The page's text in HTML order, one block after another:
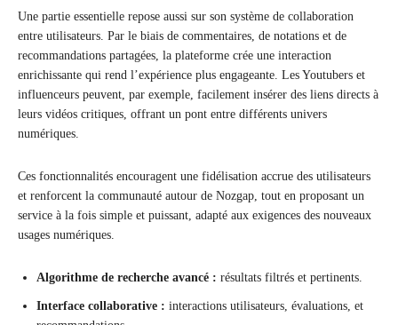
Une partie essentielle repose aussi sur son système de collaboration
entre utilisateurs. Par le biais de commentaires, de notations et de
recommandations partagées, la plateforme crée une interaction
enrichissante qui rend l’expérience plus engageante. Les Youtubers et
influenceurs peuvent, par exemple, facilement insérer des liens directs à
leurs vidéos critiques, offrant un pont entre différents univers
numériques.
Ces fonctionnalités encouragent une fidélisation accrue des utilisateurs
et renforcent la communauté autour de Nozgap, tout en proposant un
service à la fois simple et puissant, adapté aux exigences des nouveaux
usages numériques.
Algorithme de recherche avancé : résultats filtrés et pertinents.
Interface collaborative : interactions utilisateurs, évaluations, et